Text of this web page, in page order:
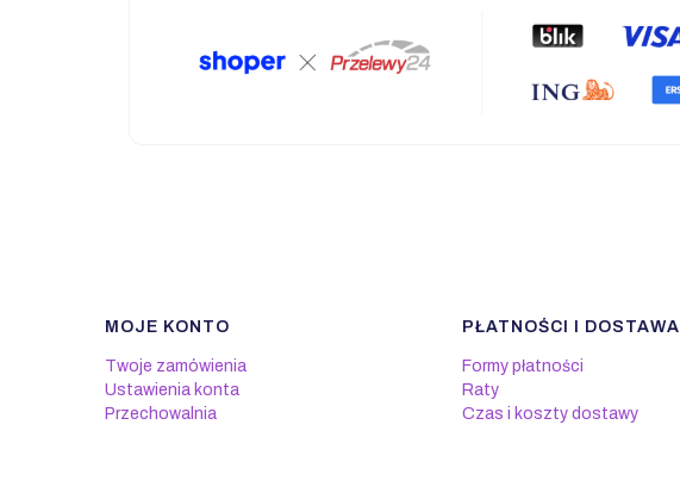
Linki w stopce
MOJE KONTO
Twoje zamówienia
Ustawienia konta
Przechowalnia
PŁATNOŚCI I DOSTAWA
Formy płatności
Raty
Czas i koszty dostawy